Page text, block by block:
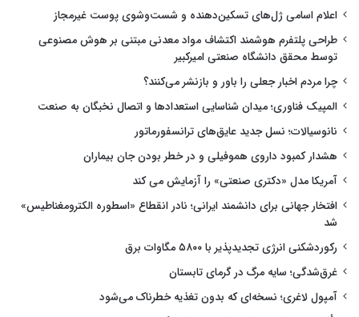
اعلام اسامی ژل‌های تسکین‌دهنده و شست‌وشوی پوست غیرمجاز
طراحی پلتفرم هوشمند اکتشاف مواد معدنی مبتنی بر هوش مصنوعی
توسط محقق دانشگاه صنعتی امیرکبیر
چرا مردم اخبار جعلی را باور و بازنشر می‌کنند؟
المپیک فناوری؛ میدان شناسایی استعدادها و اتصال نخبگان به صنعت
نانوسیالات؛ نسل جدید عایق‌های ترانسفورماتور
هشدار کمبود داروی هموفیلی و در خطر بودن جان بیماران
آمریکا مدل «دکتری صنعتی» را آزمایش می کند
افتخار جهانی برای دانشمند ایرانی؛ نادر انقطاع «اسطوره الکترومغناطیس»
شد
رکوردشکنی انرژی تجدیدپذیر با ۵۸۰۰ مگاوات برق
غرق‌شدگی؛ سایه مرگ در گرمای تابستان
آمپول لاغری؛ نسخه‌ای که بدون تغذیه خطرناک می‌شود